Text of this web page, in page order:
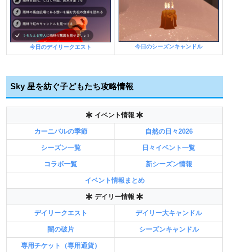
今日のデイリークエスト 今日のシーズンキャンドル
Sky 星を紡ぐ子どもたち攻略情報
イベント情報
カーニバルの季節 自然の日々2026
シーズン一覧 日々イベント一覧
コラボ一覧 新シーズン情報
イベント情報まとめ
デイリー情報
デイリークエスト デイリー大キャンドル
闇の破片 シーズンキャンドル
専用チケット（専用通貨）